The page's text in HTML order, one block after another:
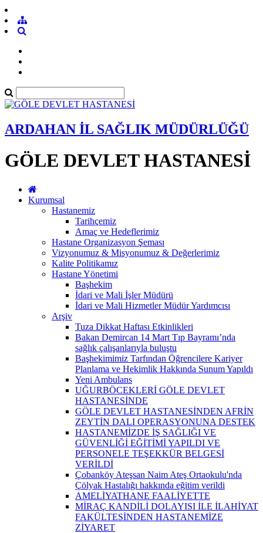
ARDAHAN İL SAĞLIK MÜDÜRLÜĞÜ
GÖLE DEVLET HASTANESİ
Kurumsal
Hastanemiz
Tarihçemiz
Amaç ve Hedeflerimiz
Hastane Organizasyon Şeması
Vizyonumuz & Misyonumuz & Değerlerimiz
Kalite Politikamız
Hastane Yönetimi
Başhekim
İdari ve Mali İşler Müdürü
İdari ve Mali Hizmetler Müdür Yardımcısı
Arşiv
Tuza Dikkat Haftası Etkinlikleri
Bakan Demircan 14 Mart Tıp Bayramı’nda
sağlık çalışanlarıyla buluştu
Başhekimimiz Tarfından Öğrencilere Kariyer
Planlama ve Hekimlik Hakkında Sunum Yapıldı
Yeni Ambulans
UĞURBÖCEKLERİ GÖLE DEVLET
HASTANESİNDE
GÖLE DEVLET HASTANESİNDEN AFRİN
ZEYTİN DALI OPERASYONUNA DESTEK
HASTANEMİZDE İŞ SAĞLIĞI VE
GÜVENLİĞİ EĞİTİMİ YAPILDI VE
PERSONELE TEŞEKKÜR BELGESİ
VERİLDİ
Çobanköy Ateşsan Naim Ateş Ortaokulu'nda
Çölyak Hastalığı hakkında eğitim verildi
AMELİYATHANE FAALİYETTE
MİRAÇ KANDİLİ DOLAYISI İLE İLAHİYAT
FAKÜLTESİNDEN HASTANEMİZE
ZİYARET